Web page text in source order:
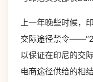
上一年晚些时候，
交际途径禁令
以保证在印尼的交
电商途径供给的相